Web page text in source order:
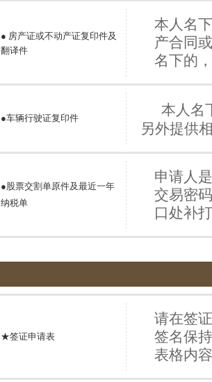
● 房产证或不动产证复印件及
翻译件
本人名
产合同
名下的
●车辆行驶证复印件
本人名
另外提供
●股票交割单原件及最近一年
纳税单
申请人
交易密
口处补
★签证申请表
请在签
签名保
表格内